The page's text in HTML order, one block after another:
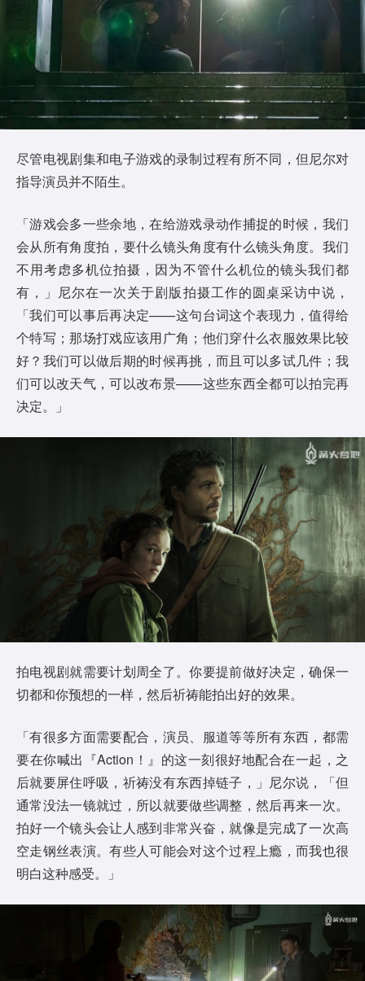
尽管电视剧集和电子游戏的录制过程有所不同，但尼尔对
指导演员并不陌生。
「游戏会多一些余地，在给游戏录动作捕捉的时候，我们
会从所有角度拍，要什么镜头角度有什么镜头角度。我们
不用考虑多机位拍摄，因为不管什么机位的镜头我们都
有，」尼尔在一次关于剧版拍摄工作的圆桌采访中说，
「我们可以事后再决定——这句台词这个表现力，值得给
个特写；那场打戏应该用广角；他们穿什么衣服效果比较
好？我们可以做后期的时候再挑，而且可以多试几件；我
们可以改天气，可以改布景——这些东西全都可以拍完再
决定。」
拍电视剧就需要计划周全了。你要提前做好决定，确保一
切都和你预想的一样，然后祈祷能拍出好的效果。
「有很多方面需要配合，演员、服道等等所有东西，都需
要在你喊出『Action！』的这一刻很好地配合在一起，之
后就要屏住呼吸，祈祷没有东西掉链子，」尼尔说，「但
通常没法一镜就过，所以就要做些调整，然后再来一次。
拍好一个镜头会让人感到非常兴奋，就像是完成了一次高
空走钢丝表演。有些人可能会对这个过程上瘾，而我也很
明白这种感受。」